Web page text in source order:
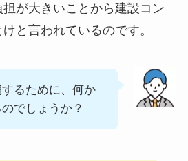
が大きいことから建設コン
と言われているのです。
るために、何か
でしょうか？